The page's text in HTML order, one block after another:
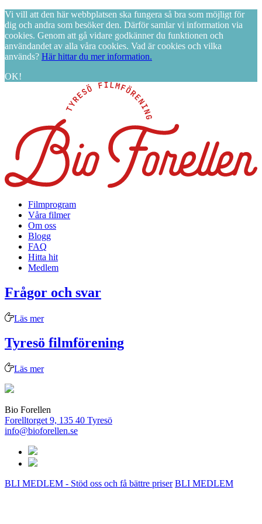
Vi vill att den här webbplatsen ska fungera så bra som möjligt för
dig och andra som besöker den. Därför samlar vi information via
cookies. Genom att gå vidare godkänner du funktionen och
användandet av alla våra cookies. Vad är cookies och vilka
används? Här hittar du mer information.
OK!
Filmprogram
Våra filmer
Om oss
Blogg
FAQ
Hitta hit
Medlem
Frågor och svar
Läs mer
Tyresö filmförening
Läs mer
Bio Forellen
Forelltorget 9, 135 40 Tyresö
info@bioforellen.se
BLI MEDLEM - Stöd oss och få bättre priser BLI MEDLEM